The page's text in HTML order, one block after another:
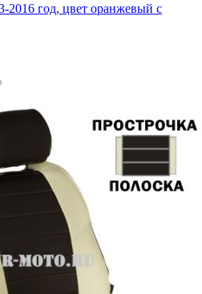
2016 год, цвет оранжевый с